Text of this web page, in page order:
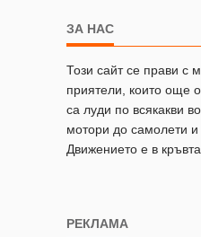
ЗА НАС
Този сайт се прави с
приятели, които още
са луди по всякакви
мотори до самолети
Движението е в кръвта
РЕКЛАМА